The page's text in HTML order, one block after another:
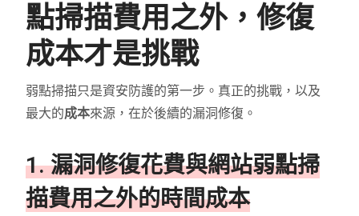
點掃描費用之外，修復
成本才是挑戰
弱點掃描只是資安防護的第一步。真正的挑戰，以及
最大的成本來源，在於後續的漏洞修復。
1. 漏洞修復花費與網站弱點掃
描費用之外的時間成本